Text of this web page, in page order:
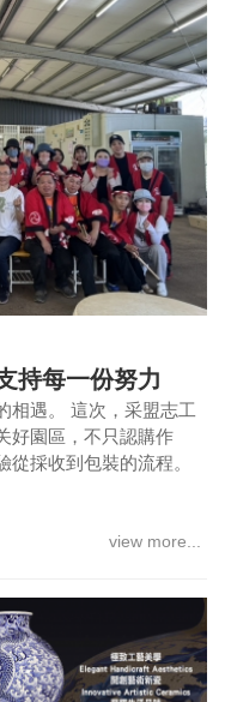
持每一份努力
相遇。 這次，采盟志工
好園區，不只認購作
採收到包裝的流程。
view more...
惠活動